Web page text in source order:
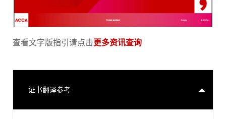
查看文字版指引请点击更多资讯查询
证书翻译参考